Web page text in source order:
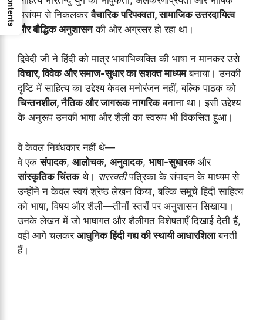
असंयम से निकलकरवैचारिक परिपक्वता, सामाजिक उत्तरदायित्व
और बौद्धिक अनुशासनकी ओर अग्रसर हो रहा था।
द्विवेदी जी ने हिंदी को मात्र भावाभिव्यक्ति की भाषा न मानकर उसे
विचार, विवेक और समाज-सुधार का सशक्त माध्यमबनाया। उनकी
दृष्टि में साहित्य का उद्देश्य केवल मनोरंजन नहीं, बल्कि पाठक को
चिन्तनशील, नैतिक और जागरूक नागरिकबनाना था। इसी उद्देश्य
के अनुरूप उनकी भाषा और शैली का स्वरूप भी विकसित हुआ।
वे केवल निबंधकार नहीं थे—
वे एकसंपादक, आलोचक, अनुवादक, भाषा-सुधारकऔर
सांस्कृतिक चिंतकथे। सरस्वतीपत्रिका के संपादन के माध्यम से
उन्होंने न केवल स्वयं श्रेष्ठ लेखन किया, बल्कि समूचे हिंदी साहित्य
को भाषा, विषय और शैली—तीनों स्तरों पर अनुशासन सिखाया।
उनके लेखन में जो भाषागत और शैलीगत विशेषताएँ दिखाई देती हैं,
वही आगे चलकर आधुनिक हिंदी गद्य की स्थायी आधारशिलाबनती
हैं।
Contents